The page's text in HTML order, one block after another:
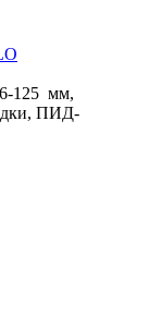
125 мм,
ПИД-